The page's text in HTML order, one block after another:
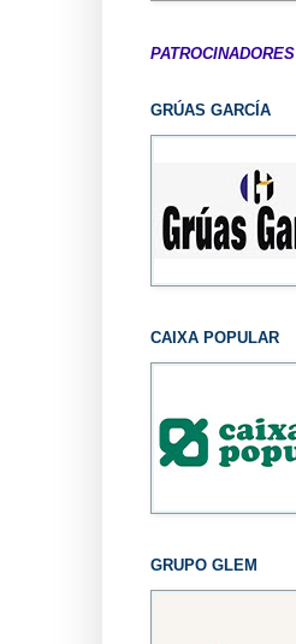
PATROCINADORES
GRÚAS GARCÍA
CAIXA POPULAR
GRUPO GLEM